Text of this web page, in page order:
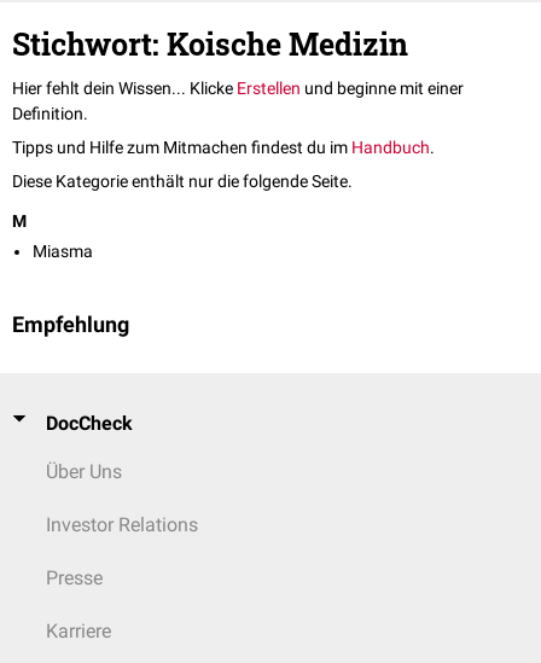
Stichwort: Koische Medizin
Hier fehlt dein Wissen... Klicke Erstellen und beginne mit einer
Definition.
Tipps und Hilfe zum Mitmachen findest du im Handbuch.
Diese Kategorie enthält nur die folgende Seite.
M
Miasma
Empfehlung
DocCheck
Über Uns
Investor Relations
Presse
Karriere